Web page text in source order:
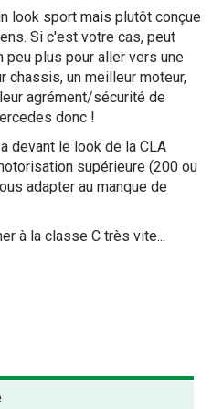
look sport mais plutôt conçue
Si c'est votre cas, peut
peu plus pour aller vers une
chassis, un meilleur moteur,
agrément/sécurité de
donc !
devant le look de la CLA
supérieure (200 ou
adapter au manque de
à la classe C très vite...